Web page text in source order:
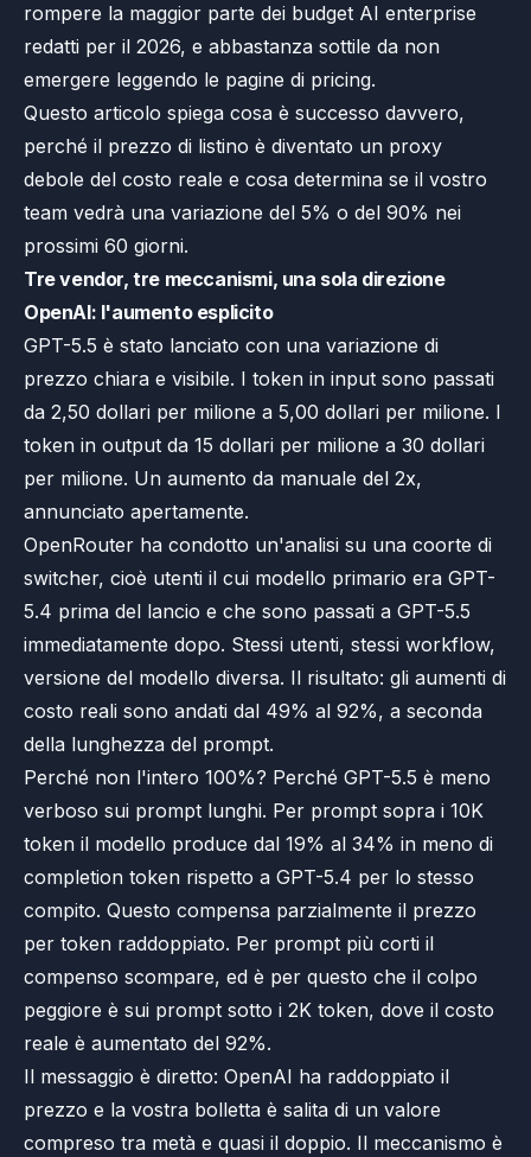
rompere la maggior parte dei budget AI enterprise
redatti per il 2026, e abbastanza sottile da non
emergere leggendo le pagine di pricing.
Questo articolo spiega cosa è successo davvero,
perché il prezzo di listino è diventato un proxy
debole del costo reale e cosa determina se il vostro
team vedrà una variazione del 5% o del 90% nei
prossimi 60 giorni.
Tre vendor, tre meccanismi, una sola direzione
OpenAI: l'aumento esplicito
GPT-5.5 è stato lanciato con una variazione di
prezzo chiara e visibile. I token in input sono passati
da 2,50 dollari per milione a 5,00 dollari per milione. I
token in output da 15 dollari per milione a 30 dollari
per milione. Un aumento da manuale del 2x,
annunciato apertamente.
OpenRouter ha condotto un'analisi su una coorte di
switcher, cioè utenti il cui modello primario era GPT-
5.4 prima del lancio e che sono passati a GPT-5.5
immediatamente dopo. Stessi utenti, stessi workflow,
versione del modello diversa. Il risultato: gli aumenti di
costo reali sono andati dal 49% al 92%, a seconda
della lunghezza del prompt.
Perché non l'intero 100%? Perché GPT-5.5 è meno
verboso sui prompt lunghi. Per prompt sopra i 10K
token il modello produce dal 19% al 34% in meno di
completion token rispetto a GPT-5.4 per lo stesso
compito. Questo compensa parzialmente il prezzo
per token raddoppiato. Per prompt più corti il
compenso scompare, ed è per questo che il colpo
peggiore è sui prompt sotto i 2K token, dove il costo
reale è aumentato del 92%.
Il messaggio è diretto: OpenAI ha raddoppiato il
prezzo e la vostra bolletta è salita di un valore
compreso tra metà e quasi il doppio. Il meccanismo è